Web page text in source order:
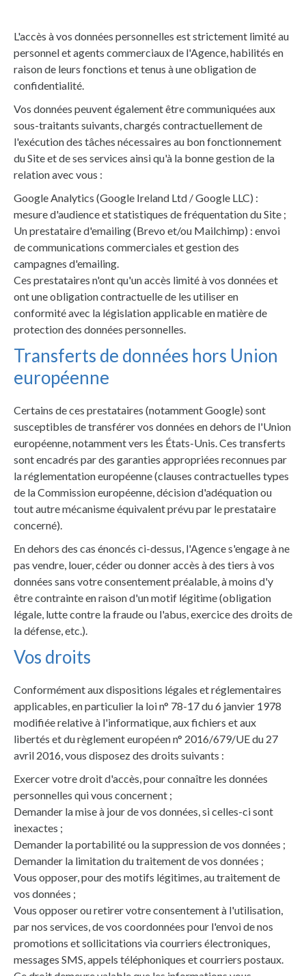
L'accès à vos données personnelles est strictement limité au
personnel et agents commerciaux de l'Agence, habilités en
raison de leurs fonctions et tenus à une obligation de
confidentialité.
Vos données peuvent également être communiquées aux
sous-traitants suivants, chargés contractuellement de
l'exécution des tâches nécessaires au bon fonctionnement
du Site et de ses services ainsi qu'à la bonne gestion de la
relation avec vous :
Google Analytics (Google Ireland Ltd / Google LLC) :
mesure d'audience et statistiques de fréquentation du Site ;
Un prestataire d'emailing (Brevo et/ou Mailchimp) : envoi
de communications commerciales et gestion des
campagnes d'emailing.
Ces prestataires n'ont qu'un accès limité à vos données et
ont une obligation contractuelle de les utiliser en
conformité avec la législation applicable en matière de
protection des données personnelles.
Transferts de données hors Union
européenne
Certains de ces prestataires (notamment Google) sont
susceptibles de transférer vos données en dehors de l'Union
européenne, notamment vers les États-Unis. Ces transferts
sont encadrés par des garanties appropriées reconnues par
la réglementation européenne (clauses contractuelles types
de la Commission européenne, décision d'adéquation ou
tout autre mécanisme équivalent prévu par le prestataire
concerné).
En dehors des cas énoncés ci-dessus, l'Agence s'engage à ne
pas vendre, louer, céder ou donner accès à des tiers à vos
données sans votre consentement préalable, à moins d'y
être contrainte en raison d'un motif légitime (obligation
légale, lutte contre la fraude ou l'abus, exercice des droits de
la défense, etc.).
Vos droits
Conformément aux dispositions légales et réglementaires
applicables, en particulier la loi n° 78-17 du 6 janvier 1978
modifiée relative à l'informatique, aux fichiers et aux
libertés et du règlement européen n° 2016/679/UE du 27
avril 2016, vous disposez des droits suivants :
Exercer votre droit d'accès, pour connaître les données
personnelles qui vous concernent ;
Demander la mise à jour de vos données, si celles-ci sont
inexactes ;
Demander la portabilité ou la suppression de vos données ;
Demander la limitation du traitement de vos données ;
Vous opposer, pour des motifs légitimes, au traitement de
vos données ;
Vous opposer ou retirer votre consentement à l'utilisation,
par nos services, de vos coordonnées pour l'envoi de nos
promotions et sollicitations via courriers électroniques,
messages SMS, appels téléphoniques et courriers postaux.